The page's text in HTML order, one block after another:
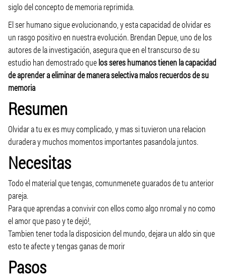
siglo del concepto de memoria reprimida.
El ser humano sigue evolucionando, y esta capacidad de olvidar es
un rasgo positivo en nuestra evolución. Brendan Depue, uno de los
autores de la investigación, asegura que en el transcurso de su
estudio han demostrado quelos seres humanos tienen la capacidad
de aprender a eliminar de manera selectiva malos recuerdos de su
memoria
Resumen
Olvidar a tu ex es muy complicado, y mas si tuvieron una relacion
duradera y muchos momentos importantes pasandola juntos.
Necesitas
Todo el material que tengas, comunmenete guarados de tu anterior
pareja.
Para que aprendas a convivir con ellos como algo nromal y no como
el amor que paso y te dejó!,
Tambien tener toda la disposicion del mundo, dejara un aldo sin que
esto te afecte y tengas ganas de morir
Pasos